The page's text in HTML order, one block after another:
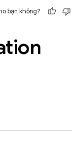
bạn không?